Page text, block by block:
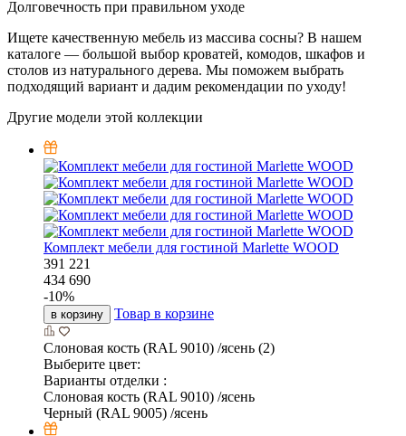
Долговечность при правильном уходе
Ищете качественную мебель из массива сосны? В нашем
каталоге — большой выбор кроватей, комодов, шкафов и
столов из натурального дерева. Мы поможем выбрать
подходящий вариант и дадим рекомендации по уходу!
Другие модели этой коллекции
Комплект мебели для гостиной Marlette WOOD
391 221
434 690
-10%
в корзину Товар в корзине
Слоновая кость (RAL 9010) /ясень (2)
Выберите цвет:
Варианты отделки :
Слоновая кость (RAL 9010) /ясень
Черный (RAL 9005) /ясень